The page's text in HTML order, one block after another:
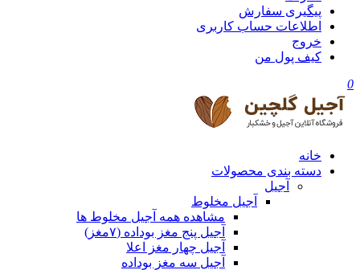
پیگیری سفارش
اطلاعات حساب كاربری
خروج
کیف پول من
0
خانه
دسته بندی محصولات
آجیل
آجیل مخلوط
مشاهده همه آجیل مخلوط ها
آجیل پنج مغز بوداده (۷مغز)
آجیل چهار مغز اعلا
آجیل سه مغز بوداده